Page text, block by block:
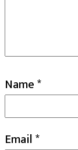
Name*
Email*